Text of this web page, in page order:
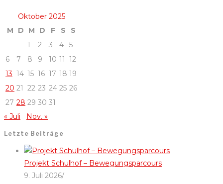
Oktober 2025
M
D M D F S
S
1
2 3 4
5
6
7 8 9 10 11 12
13 14 15 16 17 18 19
20 21 22 23 24 25 26
27 28 29 30 31
« Juli
Nov. »
Letzte Beiträge
Projekt Schulhof – Bewegungsparcours
9. Juli 2026/